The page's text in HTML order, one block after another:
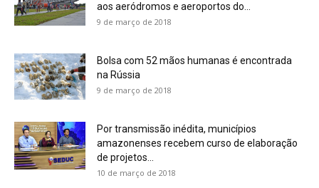
aos aeródromos e aeroportos do...
9 de março de 2018
Bolsa com 52 mãos humanas é encontrada
na Rússia
9 de março de 2018
Por transmissão inédita, municípios
amazonenses recebem curso de elaboração
de projetos...
10 de março de 2018